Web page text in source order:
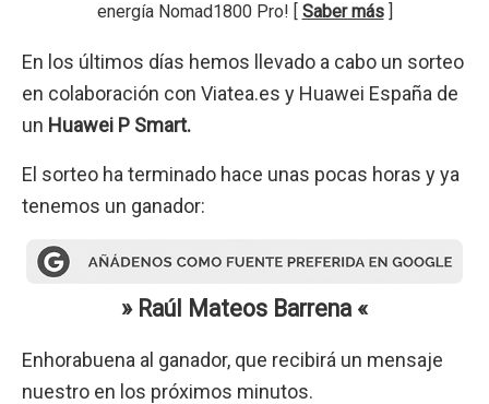
energía Nomad1800 Pro! [ Saber más]
En los últimos días hemos llevado a cabo un sorteo
en colaboración con Viatea.es y Huawei España de
un Huawei P Smart.
El sorteo ha terminado hace unas pocas horas y ya
tenemos un ganador:
» Raúl Mateos Barrena «
Enhorabuena al ganador, que recibirá un mensaje
nuestro en los próximos minutos.